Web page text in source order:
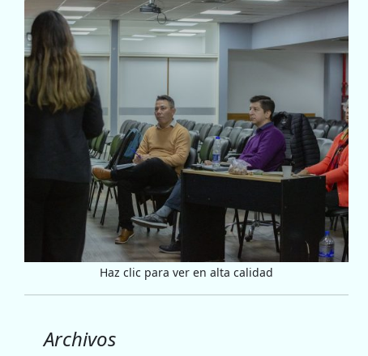
Haz clic para ver en alta calidad
Archivos